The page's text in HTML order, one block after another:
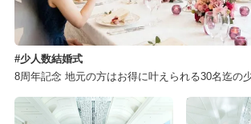
少人数結婚式
8周年記念 地元の方はお得に叶えられる30名迄の